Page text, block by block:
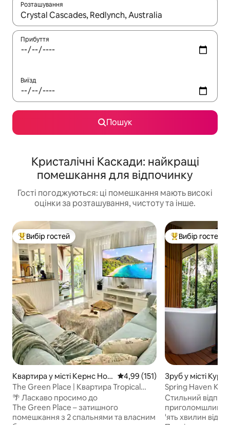
Розташування
Отримавши результати пошуку, використовуйте для
Прибуття
Виїзд
Пошук
Кристалічні Каскади: найкращі
помешкання для відпочинку
Гості погоджуються: ці помешкання мають високі
оцінки за розташування, чистоту та інше.
Топ вибір гостей
Вибір гостей
Квартира у місті Кернс Нор
т
Середня оцінка: 4,99 з 5,
4,99 (151)
The Green Place | Квартира Tropical
Oasis із 2 спальнями + 4 басейни
🌴 Ласкаво просимо до
The Green Place – затишного
помешкання з 2 спальнями та власним
Топ вибір гостей
Вибір гостей
Зруб у місті
Spring Haven
саду в тропічному
Стильний
'ять хвилин від